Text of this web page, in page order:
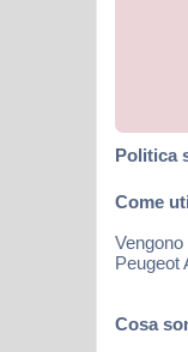
Politica
Come
Peugeot
Cosa